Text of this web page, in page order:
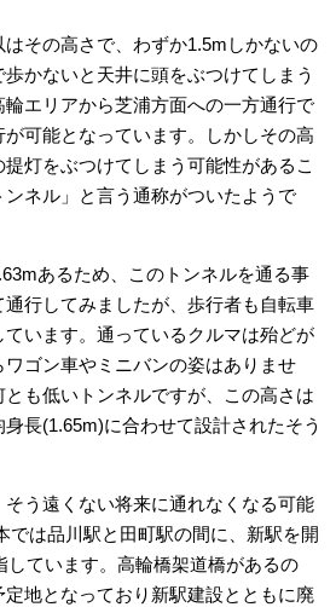
その高さで、わずか1.5mしかないの
かないと天井に頭をぶつけてしまう
エリアから芝浦方面への一方通行で
可能となっています。しかしその高
灯をぶつけてしまう可能性があるこ
ネル」と言う通称がついたようで
あるため、このトンネルを通る事
行してみましたが、歩行者も自転車
います。通っているクルマは殆どが
ゴン車やミニバンの姿はありませ
も低いトンネルですが、この高さは
長(1.65m)に合わせて設計されたそう
う遠くない将来に通れなくなる可能
では品川駅と田町駅の間に、新駅を開
しています。高輪橋架道橋があるの
地となっており新駅建設とともに廃